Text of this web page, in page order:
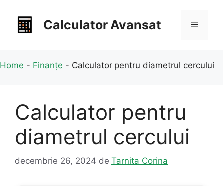
conținut
Calculator Avansat Meniu
Home - Finanțe - Calculator pentru diametrul cercului
Calculator pentru
diametrul cercului
decembrie 26, 2024 de Tarnita Corina